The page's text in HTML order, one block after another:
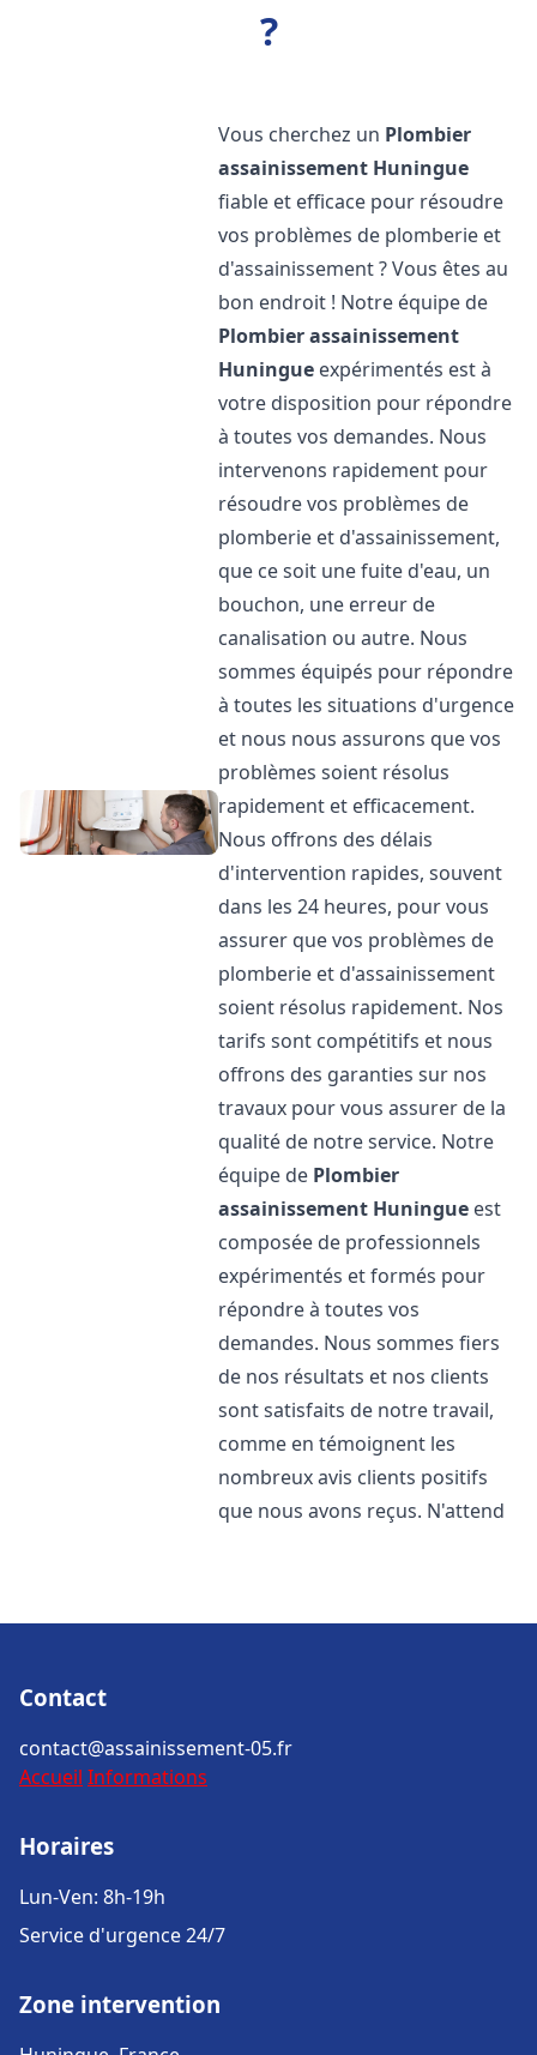
?
Vous cherchez un Plombier
assainissement Huningue
fiable et efficace pour résoudre
vos problèmes de plomberie et
d'assainissement ? Vous êtes au
bon endroit ! Notre équipe de
Plombier assainissement
Huningue expérimentés est à
votre disposition pour répondre
à toutes vos demandes. Nous
intervenons rapidement pour
résoudre vos problèmes de
plomberie et d'assainissement,
que ce soit une fuite d'eau, un
bouchon, une erreur de
canalisation ou autre. Nous
sommes équipés pour répondre
à toutes les situations d'urgence
et nous nous assurons que vos
problèmes soient résolus
rapidement et efficacement.
Nous offrons des délais
d'intervention rapides, souvent
dans les 24 heures, pour vous
assurer que vos problèmes de
plomberie et d'assainissement
soient résolus rapidement. Nos
tarifs sont compétitifs et nous
offrons des garanties sur nos
travaux pour vous assurer de la
qualité de notre service. Notre
équipe de Plombier
assainissement Huningue est
composée de professionnels
expérimentés et formés pour
répondre à toutes vos
demandes. Nous sommes fiers
de nos résultats et nos clients
sont satisfaits de notre travail,
comme en témoignent les
nombreux avis clients positifs
que nous avons reçus. N'attend
Contact
contact@assainissement-05.fr
Accueil Informations
Horaires
Lun-Ven: 8h-19h
Service d'urgence 24/7
Zone intervention